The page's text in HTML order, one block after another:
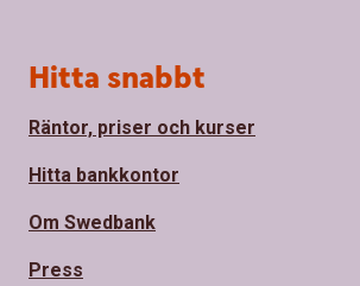
Hitta snabbt
Räntor, priser och kurser
Hitta bankkontor
Om Swedbank
Press